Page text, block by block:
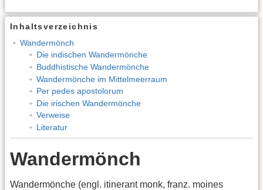
Inhaltsverzeichnis
Wandermönch
Die indischen Wandermönche
Buddhistische Wandermönche
Wandermönche im Mittelmeerraum
Per pedes apostolorum
Die irischen Wandermönche
Verweise
Literatur
Wandermönch
Wandermönche (engl. itinerant monk, franz. moines